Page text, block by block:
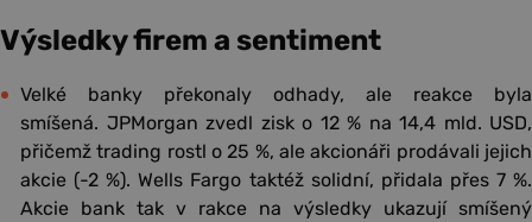
Výsledky firem a sentiment
Velké banky překonaly odhady, ale reakce byla
smíšená. JPMorgan zvedl zisk o 12 % na 14,4 mld. USD,
přičemž trading rostl o 25 %, ale akcionáři prodávali jejich
akcie (-2 %). Wells Fargo taktéž solidní, přidala přes 7 %.
Akcie bank tak v rakce na výsledky ukazují smíšený